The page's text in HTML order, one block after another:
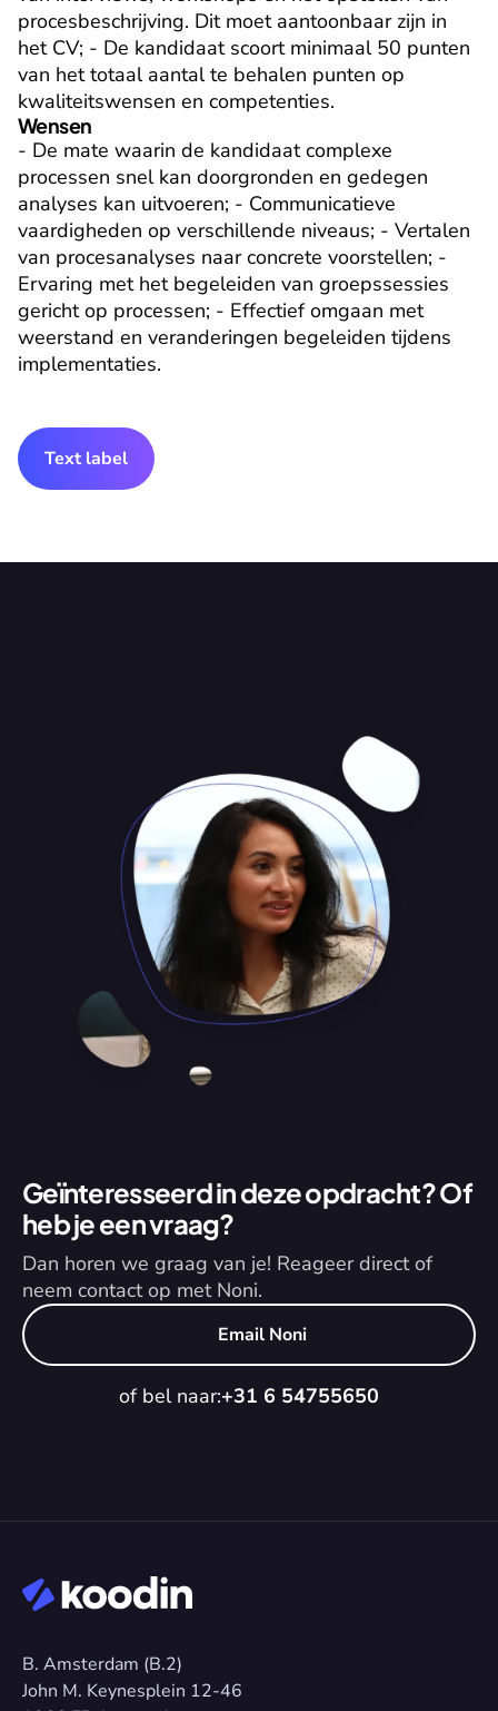
procesbeschrijving. Dit moet aantoonbaar zijn in
het CV; - De kandidaat scoort minimaal 50 punten
van het totaal aantal te behalen punten op
kwaliteitswensen en competenties.
Wensen
- De mate waarin de kandidaat complexe
processen snel kan doorgronden en gedegen
analyses kan uitvoeren; - Communicatieve
vaardigheden op verschillende niveaus; - Vertalen
van procesanalyses naar concrete voorstellen; -
Ervaring met het begeleiden van groepssessies
gericht op processen; - Effectief omgaan met
weerstand en veranderingen begeleiden tijdens
implementaties.
Text label
Geïnteresseerd in deze opdracht? Of
heb je een vraag?
Dan horen we graag van je! Reageer direct of
neem contact op met Noni.
Email Noni
of bel naar:+31 6 54755650
B. Amsterdam (B.2)
John M. Keynesplein 12-46